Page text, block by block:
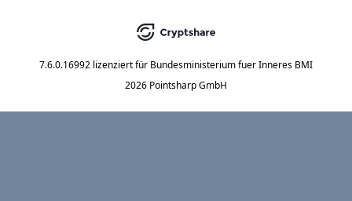
7.6.0.16992 lizenziert für Bundesministerium fuer Inneres BMI
2026 Pointsharp GmbH